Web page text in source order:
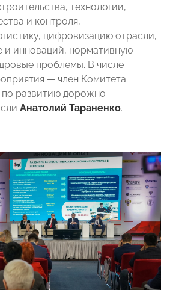
технологии,
и контроля,
цифровизацию отрасли,
и инноваций, нормативную
проблемы. В числе
— член Комитета
развитию дорожно-
Анатолий Тараненко.